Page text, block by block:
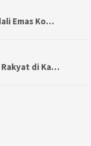
Emas Ko…
di Ka…